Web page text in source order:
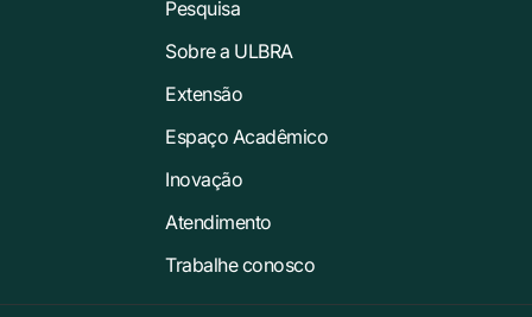
Pesquisa
Sobre a ULBRA
Extensão
Espaço Acadêmico
Inovação
Atendimento
Trabalhe conosco